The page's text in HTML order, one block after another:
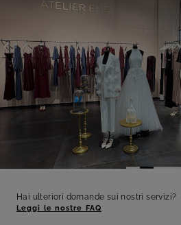
Hai ulteriori domande sui nostri servizi?
Leggi le nostre FAQ